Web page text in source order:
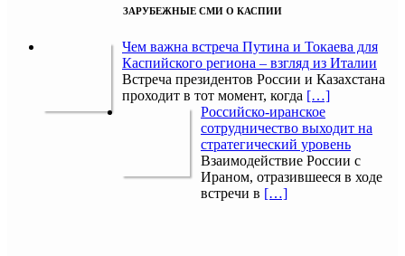
ЗАРУБЕЖНЫЕ СМИ О КАСПИИ
Чем важна встреча Путина и Токаева для
Каспийского региона – взгляд из Италии
Встреча президентов России и Казахстана
проходит в тот момент, когда […]
Российско-иранское
сотрудничество выходит на
стратегический уровень
Взаимодействие России с
Ираном, отразившееся в ходе
встречи в […]